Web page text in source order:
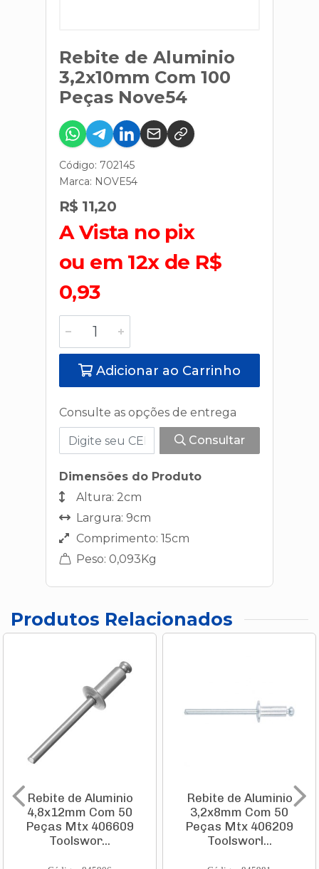
Rebite de Aluminio
3,2x10mm Com 100
Peças Nove54
Código: 702145
Marca: NOVE54
R$ 11,20
A Vista no pix
ou em 12x de R$
0,93
Adicionar ao Carrinho
Consulte as opções de entrega
Consultar
Dimensões do Produto
Altura: 2cm
Largura: 9cm
Comprimento: 15cm
Peso: 0,093Kg
Produtos Relacionados
Rebite de Aluminio
4,8x12mm Com 50
Peças Mtx 406609
Toolswor...
Rebite de Aluminio
3,2x8mm Com 50
Peças Mtx 406209
Toolsworl...